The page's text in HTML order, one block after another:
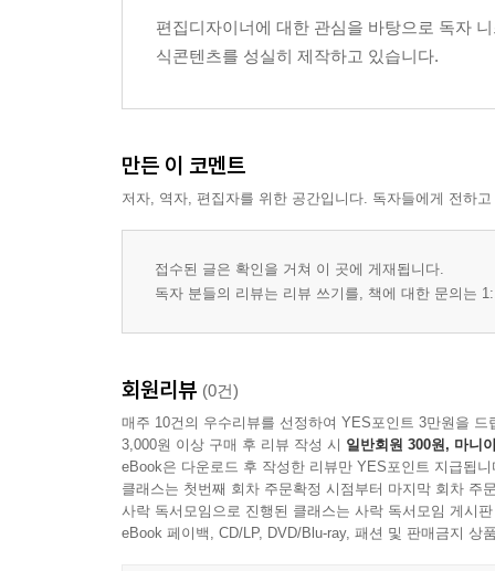
문단 구성과 가독성
자간과 배열의 원리
4장 이미지와 그래픽 요소
이미지의 역할과 기능
사진과 일러스트의 사용
그래픽 요소의 배치
이미지와 텍스트의 관계
5장 색채의 적용
색의 기본 구성 요소
색상 대비와 조화
색의 시각적 영향
정보 전달과 색의 역할
편집디자이너에 대한 관심을 바탕으로 독자
식콘텐츠를 성실히 제작하고 있습니다.
만든 이 코멘트
저자, 역자, 편집자를 위한 공간입니다. 독자들에게 전하
접수된 글은 확인을 거쳐 이 곳에 게재됩니다.
독자 분들의 리뷰는 리뷰 쓰기를, 책에 대한 문의는
회원리뷰 (0건)
매주 10건의 우수리뷰를 선정하여 YES포인트 3만원을 드
3,000원 이상 구매 후 리뷰 작성 시 일반회원 300원, 마니
eBook은 다운로드 후 작성한 리뷰만 YES포인트 지급됩니
클래스는 첫번째 회차 주문확정 시점부터 마지막 회차 주
사락 독서모임으로 진행된 클래스는 사락 독서모임 게시
eBook 페이백, CD/LP, DVD/Blu-ray, 패션 및 판매금지 상